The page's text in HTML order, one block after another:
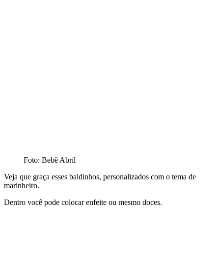
Foto: Bebê Abril
Veja que graça esses baldinhos, personalizados com o tema de
marinheiro.
Dentro você pode colocar enfeite ou mesmo doces.